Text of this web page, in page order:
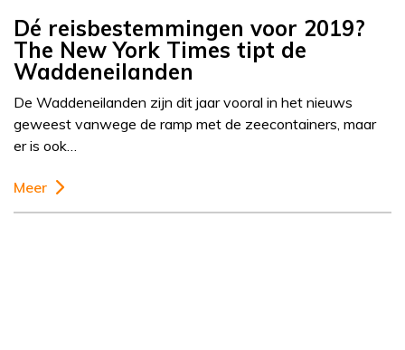
Dé reisbestemmingen voor 2019?
The New York Times tipt de
Waddeneilanden
De Waddeneilanden zijn dit jaar vooral in het nieuws
geweest vanwege de ramp met de zeecontainers, maar
er is ook…
Meer